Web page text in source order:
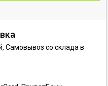
Самовывоз со склада в